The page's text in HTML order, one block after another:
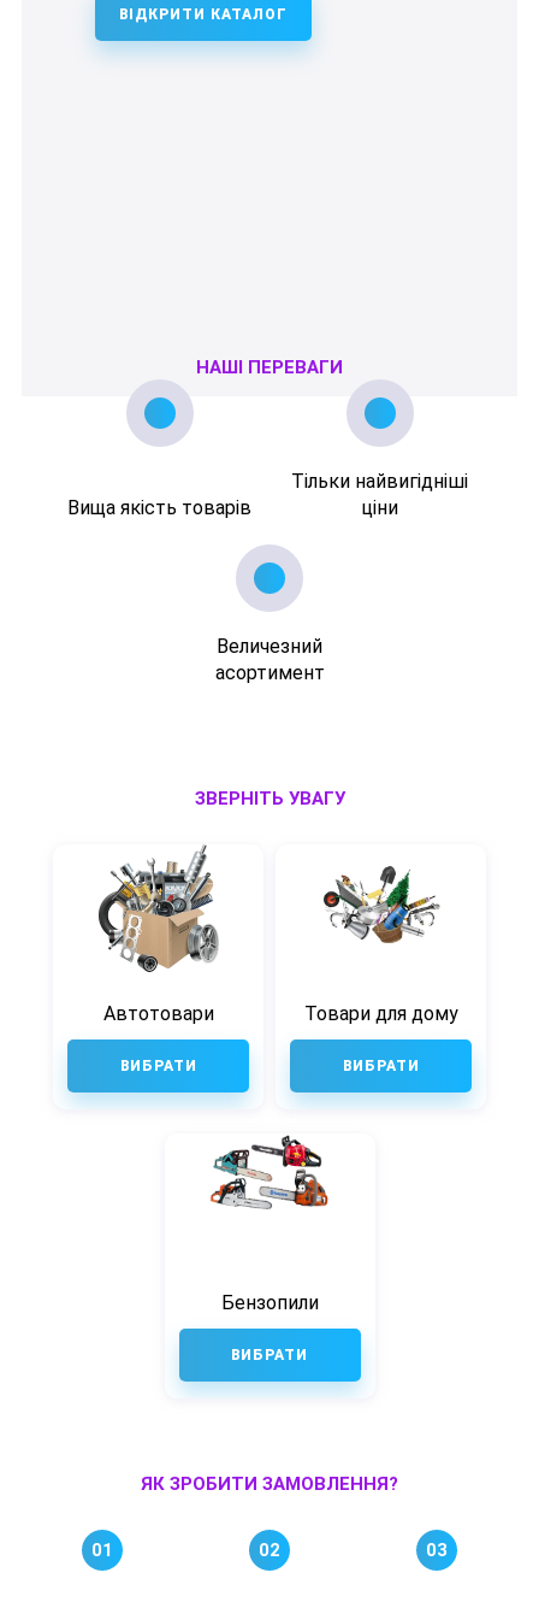
ВІДКРИТИ КАТАЛОГ
НАШІ ПЕРЕВАГИ
Вища якість товарів
Тільки найвигідніші
ціни
Величезний
асортимент
ЗВЕРНІТЬ УВАГУ
Автотовари
ВИБРАТИ
Товари для дому
ВИБРАТИ
Бензопили
ВИБРАТИ
ЯК ЗРОБИТИ ЗАМОВЛЕННЯ?
01 02 03